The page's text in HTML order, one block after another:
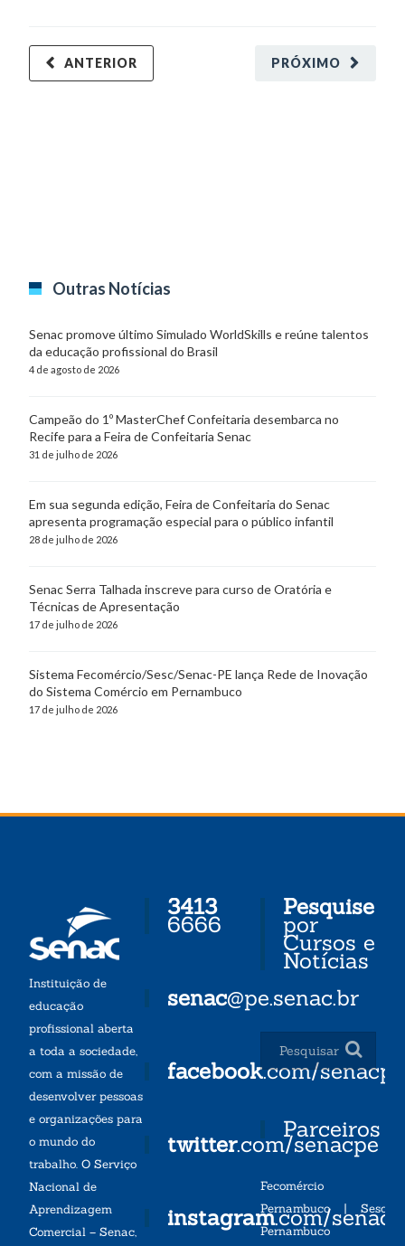
PRÓXIMO
ANTERIOR
Outras Notícias
Senac promove último Simulado WorldSkills e reúne talentos
da educação profissional do Brasil
4 de agosto de 2026
Campeão do 1º MasterChef Confeitaria desembarca no
Recife para a Feira de Confeitaria Senac
31 de julho de 2026
Em sua segunda edição, Feira de Confeitaria do Senac
apresenta programação especial para o público infantil
28 de julho de 2026
Senac Serra Talhada inscreve para curso de Oratória e
Técnicas de Apresentação
17 de julho de 2026
Sistema Fecomércio/Sesc/Senac-PE lança Rede de Inovação
do Sistema Comércio em Pernambuco
17 de julho de 2026
Instituição de
educação
profissional aberta
a toda a sociedade,
com a missão de
desenvolver pessoas
e organizações para
o mundo do
trabalho. O Serviço
Nacional de
Aprendizagem
Comercial – Senac,
3413
6666
senac@pe.senac.br
facebook.com/senacpe
twitter.com/senacpe
instagram.com/
Pesquise
por
Cursos e
Notícias
Parceiros
Fecomércio
Pernambuco| Sesc
Pernambuco